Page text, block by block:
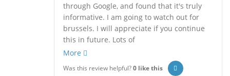
through Google, and found that it's truly
informative. I am going to watch out for
brussels. I will appreciate if you continue
this in future. Lots of
More
Was this review helpful?0like this